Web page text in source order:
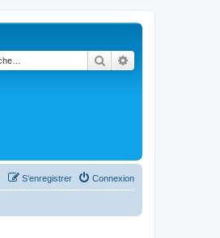
Rechercher
Connexion
S’enregistrer